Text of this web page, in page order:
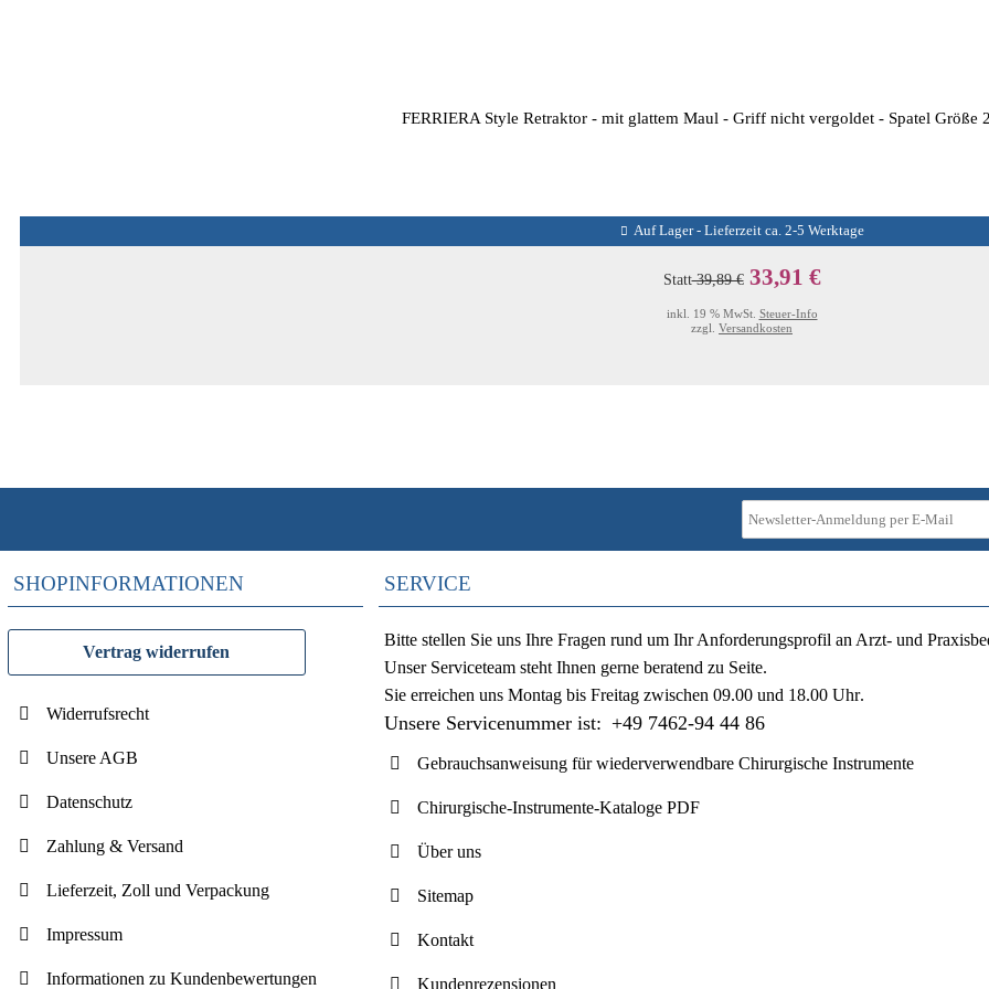
FERRIERA Style Retraktor - mit glattem Maul - Griff nicht vergoldet - Spatel Größe
Auf Lager - Lieferzeit ca. 2-5 Werktage
Statt39,89 € 33,91 €
inkl. 19 % MwSt. Steuer-Info
zzgl. Versandkosten
SHOPINFORMATIONEN
Vertrag widerrufen
Widerrufsrecht
Unsere AGB
Datenschutz
Zahlung & Versand
Lieferzeit, Zoll und Verpackung
Impressum
Informationen zu Kundenbewertungen
SERVICE
Bitte stellen Sie uns Ihre Fragen rund um Ihr Anforderungsprofil an Arzt- und
Unser Serviceteam steht Ihnen gerne beratend zu Seite.
Sie erreichen uns Montag bis Freitag zwischen 09.00 und 18.00 Uhr.
Unsere Servicenummer ist: +49 7462-94 44 86
Gebrauchsanweisung für wiederverwendbare Chirurgische Instrumente
Chirurgische-Instrumente-Kataloge PDF
Über uns
Sitemap
Kontakt
Kundenrezensionen